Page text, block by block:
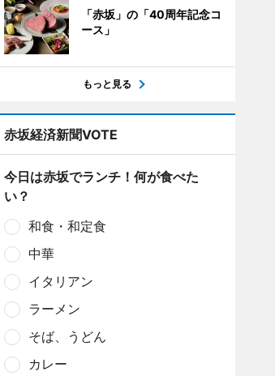
「赤坂」の「40周年記念コ
ース」
もっと見る
赤坂経済新聞VOTE
今日は赤坂でランチ！何が食べた
い？
和食・和定食
中華
イタリアン
ラーメン
そば、うどん
カレー